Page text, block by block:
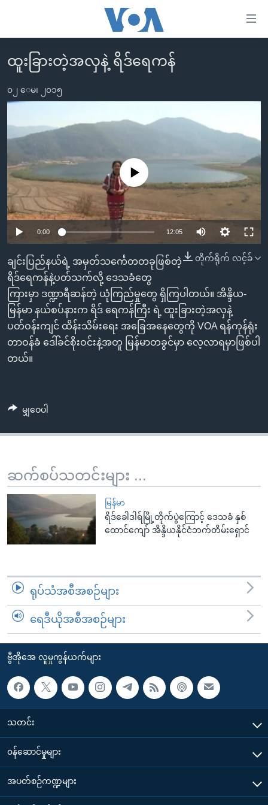
လွယ်ကူ
စေ
သည့်
များ
အကြောင်းအရာ
သို့
ကျော်
ကြည့်
ပင်မ
အ
ညွန်း
စာမျက်နှာ
သို့
သို့
မူလစာမျက်နှာ
ကမ္ဘာ့သတင်းများ
နိုင်ငံတကာ
တရုတ်
အစ္စရေး-ပါလက်စတိုင်း
ဗွီဒီယို
ရပ်ဝန်းတခု လမ်းတခု အလွန်
အင်္ဂလိပ်စာလေ့လာမယ်
အမေရိကန်သုံးအီဒီယံ
မကြေးမုံရဲ့ အင်္ဂလိပ်စာ
ရုပ်ရှင်ထဲက အင်္ဂလိပ်စာ
သုတပဒေသာ အင်္ဂလိပ်စာ
အပတ်စဉ်ကဏ္ဍများ
ရေဒီယို
တီဗွီ
ရေဒီယိုနှင့်ရုပ်သံ အချက်အလက်များ
ရေဒီယို/တီဗွီအစီအစဉ်
Learning English
ဗွီအိုအေ လူမှုကွန်ယက်များ
ထူးခြားတဲ့အလှနဲ့ ရိဒ်ရေကန်
၀၂ ေမ၊ ၂၀၁၅
No media source currently available
0:00 12:05
တိုက်ရိုက် လင့်ခ်
ချင်းပြည်နယ်ရဲ့ အမှတ်သင်္ကေတတခုဖြစ်တဲ့
ရိဒ်ရေကန်နဲ့ပတ်သက်လို့ ဒေသခံတွေ
ကြားမှာ ဒဏ္ဍာရီဆန်တဲ့ ယုံကြည်မှုတွေ ရှိကြပါတယ်။ အိန္ဒိယ-
မြန်မာ နယ်စပ်နားက ရိဒ် ရေကန်ကြီး ရဲ့ ထူးခြားတဲ့အလှနဲ့
ပတ်ဝန်းကျင် ထိန်းသိမ်းရေး အခြေအနေတွေကို VOA ရန်ကုန်ရုံး
တာဝန်ခံ ဒေါ်ခင်စိုးဝင်းနဲ့အတူ မြန်မာတခွင်မှာ လေ့လာရမှာဖြစ်ပါ
တယ်။
မျှဝေပါ
ဆက်စပ်သတင်းများ ...
မြန်မာ
ရိဒ်ခေါဒါရ်မြို့တိုက်ပွဲကြောင့် ဒေသခံ နှစ်
ထောင်ကျော် အိန္ဒိယနိုင်ငံဘက်တိမ်းရှောင်
ရုပ်သံအစီအစဉ်များ
ရေဒီယိုအစီအစဉ်များ
ဗွီအိုအေ လူမှုကွန်ယက်များ
သတင်း
၀န်ဆောင်မှုများ
အပတ်စဉ်ကဏ္ဍများ